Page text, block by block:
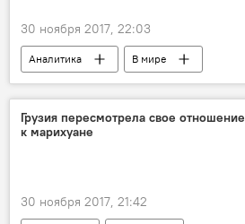
30 ноября 2017, 22:03
Аналитика
В мире
Урегулирование карабахского конфликта
Грузия пересмотрела свое отношение
к марихуане
30 ноября 2017, 21:42